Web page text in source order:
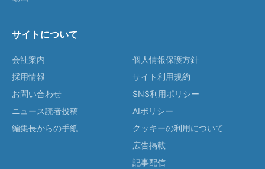
サイトについて
会社案内
採用情報
お問い合わせ
ニュース読者投稿
編集長からの手紙
個人情報保護方針
サイト利用規約
SNS利用ポリシー
AIポリシー
クッキーの利用について
広告掲載
記事配信